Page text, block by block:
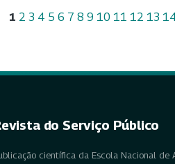
1 2 3 4 5 6 7 8 9 10 11 12 13
do Serviço Público
científica da Escola Nacional de